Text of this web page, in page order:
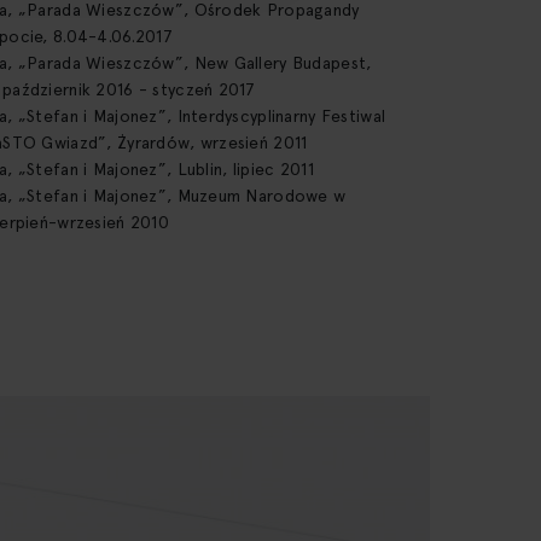
„Parada Wieszczów”, Ośrodek Propagandy
8.04-4.06.2017
„Parada Wieszczów”, New Gallery Budapest,
2016 - styczeń 2017
„Stefan i Majonez”, Interdyscyplinarny Festiwal
Gwiazd”, Żyrardów, wrzesień 2011
„Stefan i Majonez”, Lublin, lipiec 2011
„Stefan i Majonez”, Muzeum Narodowe w
wrzesień 2010